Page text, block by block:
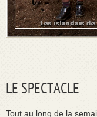
LE SPECTACLE
Tout au long de la